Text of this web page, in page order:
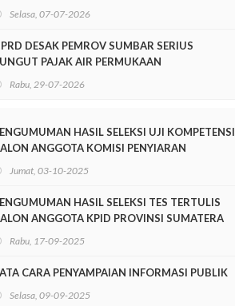
HIDUP
Selasa, 07-07-2026
DESAK PEMROV SUMBAR SERIUS
PAJAK AIR PERMUKAAN
Rabu, 29-07-2026
HASIL SELEKSI UJI KOMPETENSI
ANGGOTA KOMISI PENYIARAN
DAERAH (KPID) PROVINSI
SUMATERA BARAT PERIODE 2025-2028
Jumat, 03-10-2025
HASIL SELEKSI TES TERTULIS
ANGGOTA KPID PROVINSI SUMATERA
PERIODE 2025-2028
Rabu, 17-09-2025
CARA PENYAMPAIAN INFORMASI PUBLIK
Selasa, 09-09-2025